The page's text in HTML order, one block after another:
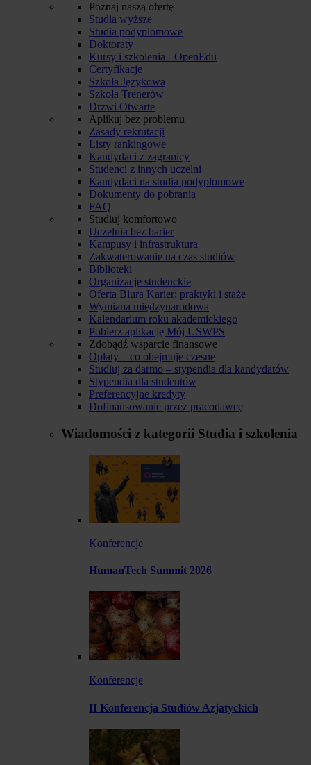
Poznaj naszą ofertę
Studia wyższe
Studia podyplomowe
Doktoraty
Kursy i szkolenia - OpenEdu
Certyfikacje
Szkoła Językowa
Szkoła Trenerów
Drzwi Otwarte
Aplikuj bez problemu
Zasady rekrutacji
Listy rankingowe
Kandydaci z zagranicy
Studenci z innych uczelni
Kandydaci na studia podyplomowe
Dokumenty do pobrania
FAQ
Studiuj komfortowo
Uczelnia bez barier
Kampusy i infrastruktura
Zakwaterowanie na czas studiów
Biblioteki
Organizacje studenckie
Oferta Biura Karier: praktyki i staże
Wymiana międzynarodowa
Kalendarium roku akademickiego
Pobierz aplikację Mój USWPS
Zdobądź wsparcie finansowe
Opłaty – co obejmuje czesne
Studiuj za darmo – stypendia dla kandydatów
Stypendia dla studentów
Preferencyjne kredyty
Dofinansowanie przez pracodawcę
Wiadomości z kategorii Studia i szkolenia
Konferencje
HumanTech Summit 2026
Konferencje
II Konferencja Studiów Azjatyckich